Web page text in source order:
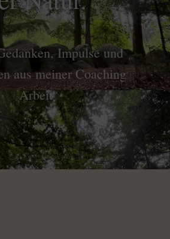
Impulse und
aus meiner Coaching
Arbeit